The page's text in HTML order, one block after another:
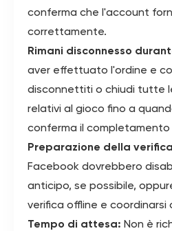
conferma che l'account
correttamente.
Rimani disconnesso
aver effettuato l'ordine e
disconnettiti o chiudi tutte
relativi al gioco fino a
conferma il completamento
Preparazione della
Facebook dovrebbero
anticipo, se possibile,
verifica offline e coordinarsi
Tempo di attesa: Non è